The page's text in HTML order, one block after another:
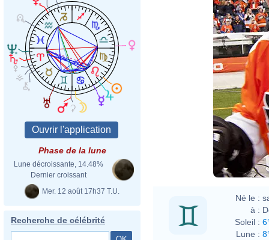
Phase de la lune
Lune décroissante, 14.48%
Dernier croissant
Mer. 12 août 17h37 T.U.
Recherche de célébrité
Né le :
à :
Soleil :
Lune :